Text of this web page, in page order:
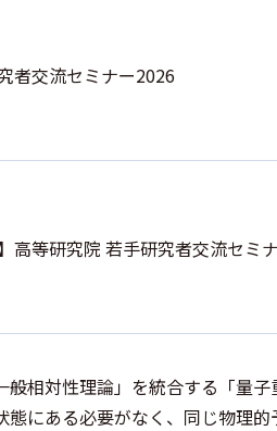
者交流セミナー2026
高等研究院 若手研究者交流セミ
般相対性理論」を統合する「量
にある必要がなく、同じ物理